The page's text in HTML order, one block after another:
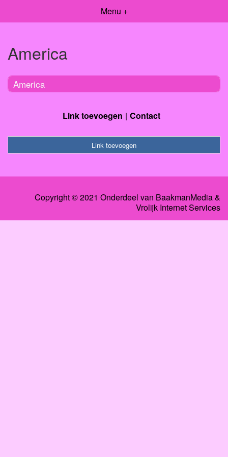
Menu +
America
America
Link toevoegen Contact
Link toevoegen
Copyright © 2021 Onderdeel van BaakmanMedia&
Vrolijk Internet Services